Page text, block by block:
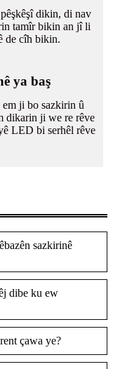
dikin, di nav
tamîr bikin an jî li
de cîh bikin.
ya baş
ji bo sazkirin û
dikarin ji we re rêve
LED bi serhêl rêve
sazkirinê
dibe ku ew
çawa ye?